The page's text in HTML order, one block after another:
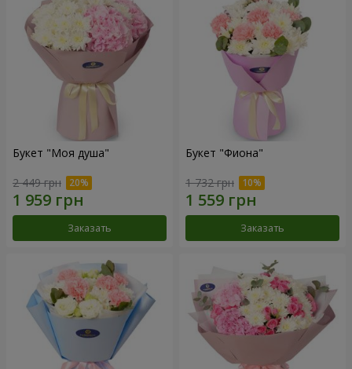
Букет "Моя душа"
2 449 грн
Заказать
Букет "Фиона"
1 732 грн
Заказать